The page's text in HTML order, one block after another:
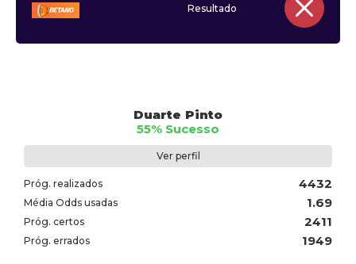
Resultado
Duarte Pinto
55% Sucesso
Ver perfil
Próg. realizados 4432
Média Odds usadas 1.69
Próg. certos 2411
Próg. errados 1949